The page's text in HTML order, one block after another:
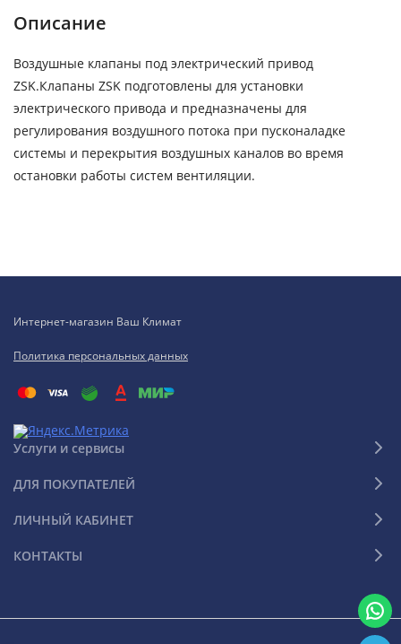
Описание
Воздушные клапаны под электрический привод
ZSK.Клапаны ZSK подготовлены для установки
электрического привода и предназначены для
регулирования воздушного потока при пусконаладке
системы и перекрытия воздушных каналов во время
остановки работы систем вентиляции.
Интернет-магазин Ваш Климат
Политика персональных данных
Услуги и сервисы
ДЛЯ ПОКУПАТЕЛЕЙ
ЛИЧНЫЙ КАБИНЕТ
КОНТАКТЫ